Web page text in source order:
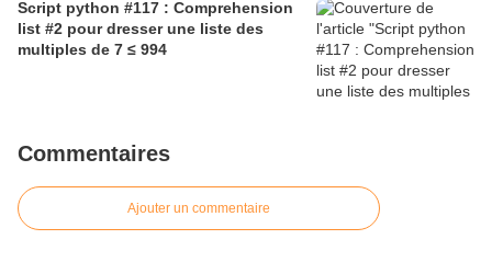
Script python #117 : Comprehension
list #2 pour dresser une liste des
multiples de 7 ≤ 994
Commentaires
Ajouter un commentaire